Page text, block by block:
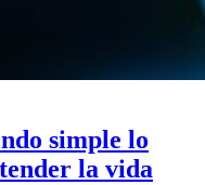
simple lo
la vida